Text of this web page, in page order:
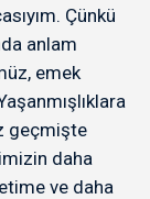
Çünkü
anlam
emek
geçmişte
daha
ve daha